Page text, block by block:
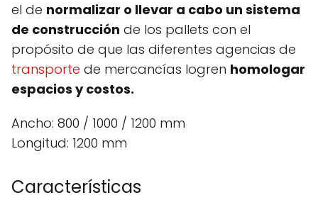
el de normalizar o llevar a cabo un sistema
de construcción de los pallets con el
propósito de que las diferentes agencias de
transporte de mercancías logren homologar
espacios y costos.
Ancho: 800 / 1000 / 1200 mm
Longitud: 1200 mm
Características